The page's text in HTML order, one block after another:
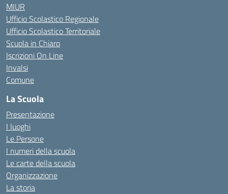
MIUR
Ufficio Scolastico Regionale
Ufficio Scolastico Territoriale
Scuola in Chiaro
Iscrizioni On Line
Invalsi
Comune
La Scuola
Presentazione
I luoghi
Le Persone
I numeri della scuola
Le carte della scuola
Organizzazione
La storia